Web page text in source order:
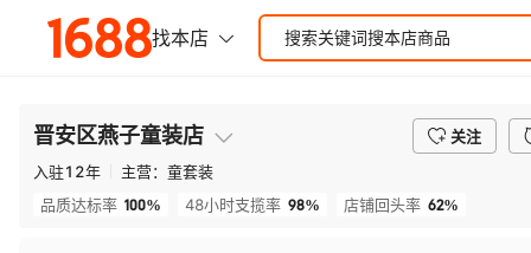
晋安区燕子童装店
关注
入驻12年 主营： 童套装
品质达标率 100% 48小时支揽率 98% 店铺回头率 62%